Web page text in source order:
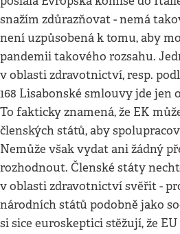
snažím zdůrazňovat - nemá
není uzpůsobená k tomu, aby
pandemii takového rozsahu.
v oblasti zdravotnictví, resp.
168 Lisabonské smlouvy jde jen
To fakticky znamená, že EK
členských států, aby
Nemůže však vydat ani žádný
rozhodnout. Členské státy
v oblasti zdravotnictví svěřit -
národních států podobně jako
si sice euroskeptici stěžují, že